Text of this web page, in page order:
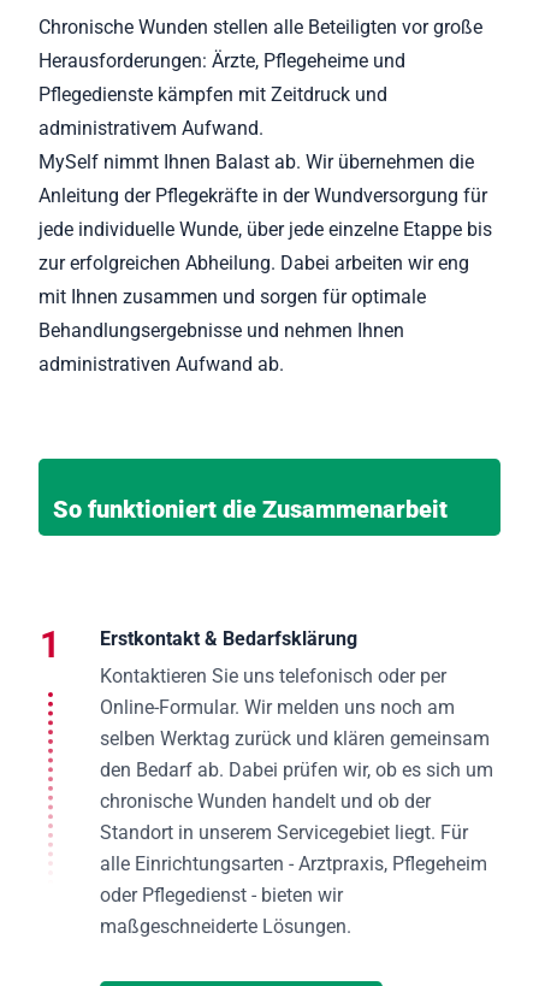
Chronische Wunden stellen alle Beteiligten vor große
Herausforderungen: Ärzte, Pflegeheime und
Pflegedienste kämpfen mit Zeitdruck und
administrativem Aufwand.
MySelf nimmt Ihnen Balast ab. Wir übernehmen die
Anleitung der Pflegekräfte in der Wundversorgung für
jede individuelle Wunde, über jede einzelne Etappe bis
zur erfolgreichen Abheilung. Dabei arbeiten wir eng
mit Ihnen zusammen und sorgen für optimale
Behandlungsergebnisse und nehmen Ihnen
administrativen Aufwand ab.
So funktioniert die Zusammenarbeit
Erstkontakt & Bedarfsklärung
Kontaktieren Sie uns telefonisch oder per
Online-Formular. Wir melden uns noch am
selben Werktag zurück und klären gemeinsam
den Bedarf ab. Dabei prüfen wir, ob es sich um
chronische Wunden handelt und ob der
Standort in unserem Servicegebiet liegt. Für
alle Einrichtungsarten - Arztpraxis, Pflegeheim
oder Pflegedienst - bieten wir
maßgeschneiderte Lösungen.
1